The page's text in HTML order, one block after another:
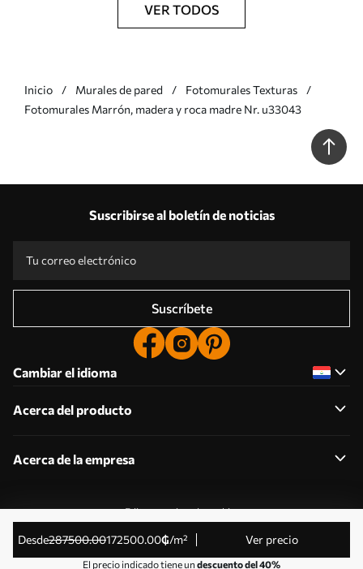
desde287500.00172500.00₲/m² Ver precio
El precio indicado tiene un descuento del 40%
VER TODOS
Inicio Murales de pared
Fotomurales Texturas
Fotomurales Marrón, madera y roca madre Nr. u33043
Suscribirse al boletín de noticias
Suscríbete
Cambiar el idioma
Acerca del producto
Acerca de la empresa
Editar permisos de cookies
© 2011-2026 Uwalls . Todos los derechos reservados.
Gestionado por KLW Sp. z o.o. CIF: PL9223057591.